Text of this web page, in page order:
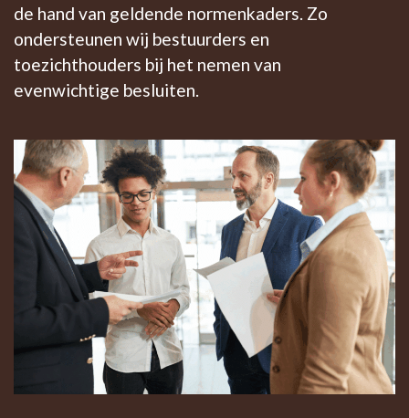
de hand van geldende normenkaders. Zo
ondersteunen wij bestuurders en
toezichthouders bij het nemen van
evenwichtige besluiten.